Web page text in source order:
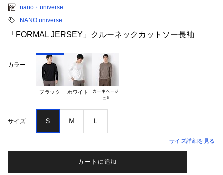
nano・universe
NANO universe
「FORMAL JERSEY」クルーネックカットソー長袖
カラー
ブラック ホワイト
カーキベージ
サイズ Ｓ Ｍ Ｌ
サイズ詳細を見る
カートに追加